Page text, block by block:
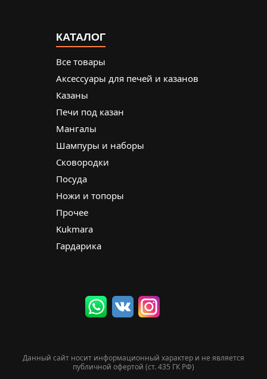
КАТАЛОГ
Все товары
Аксессуары для печей и казанов
Казаны
Печи под казан
Мангалы
Шампуры и наборы
Сковородки
Посуда
Ножи и топоры
Прочее
Kukmara
Гардарика
Данный сайт носит информационный характер и не является
публичной офертой (ст. 435 ГК РФ)